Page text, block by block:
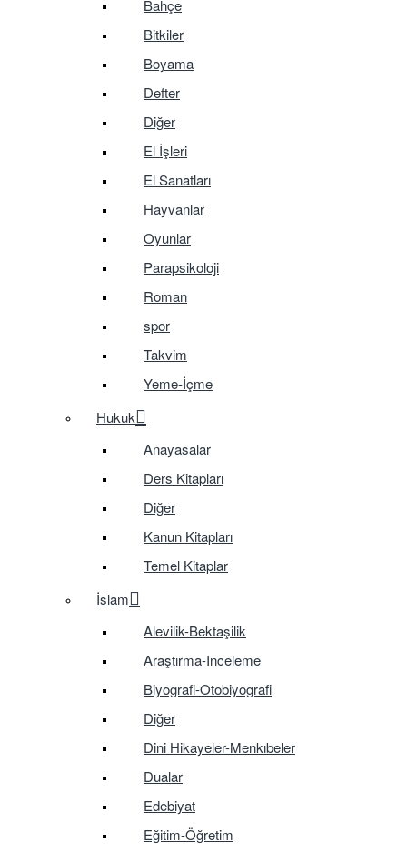
Bahçe
Bitkiler
Boyama
Defter
Diğer
El İşleri
El Sanatları
Hayvanlar
Oyunlar
Parapsikoloji
Roman
spor
Takvim
Yeme-İçme
Hukuk
Anayasalar
Ders Kitapları
Diğer
Kanun Kitapları
Temel Kitaplar
İslam
Alevilik-Bektaşilik
Araştırma-Inceleme
Biyografi-Otobiyografi
Diğer
Dini Hikayeler-Menkıbeler
Dualar
Edebiyat
Eğitim-Öğretim